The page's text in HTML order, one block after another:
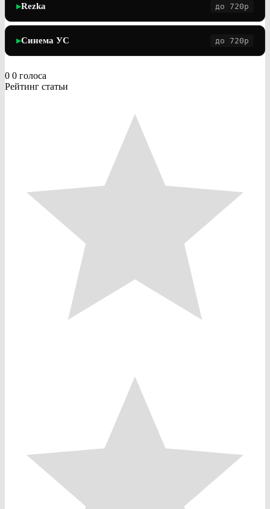
▶Rezka до 720p
▶Синема УС до 720p
0 0 голоса
Рейтинг статьи